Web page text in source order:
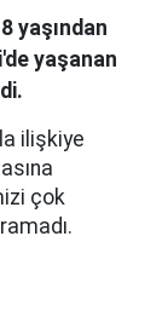
yaşından
yaşanan
ilişkiye
çok